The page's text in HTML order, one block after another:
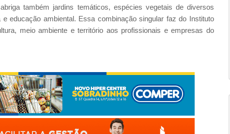
também jardins temáticos, espécies vegetais de diversos
educação ambiental. Essa combinação singular faz do Instituto
meio ambiente e território aos profissionais e empresas do